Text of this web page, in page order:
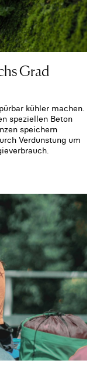
Grad
kühler machen.
speziellen Beton
speichern
Verdunstung um